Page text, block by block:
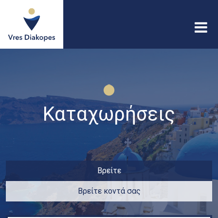
Καταχωρήσεις
Βρείτε
Βρείτε κοντά σας